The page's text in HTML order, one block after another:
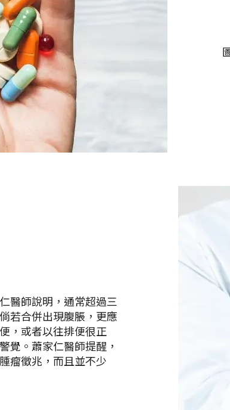
醫師說明，通常超過三
若合併出現腹脹，更應
，或者以往排便很正
覺。蕭家仁醫師提醒，
瘤徵兆，而且並不少